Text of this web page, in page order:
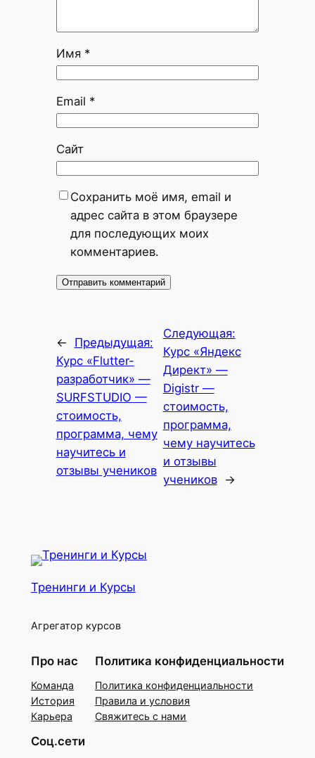
Имя *
Email *
Сайт
Сохранить моё имя, email и
адрес сайта в этом браузере
для последующих моих
комментариев.
←
Предыдущая:
Курс «Flutter-
разработчик» —
SURFSTUDIO —
стоимость,
программа, чему
научитесь и
отзывы учеников
Следующая:
Курс «Яндекс
Директ» —
Digistr —
стоимость,
программа,
чему научитесь
и отзывы
учеников
→
Тренинги и Курсы
Агрегатор курсов
Про нас
Команда
История
Карьера
Политика конфиденциальности
Политика конфиденциальности
Правила и условия
Свяжитесь с нами
Соц.сети